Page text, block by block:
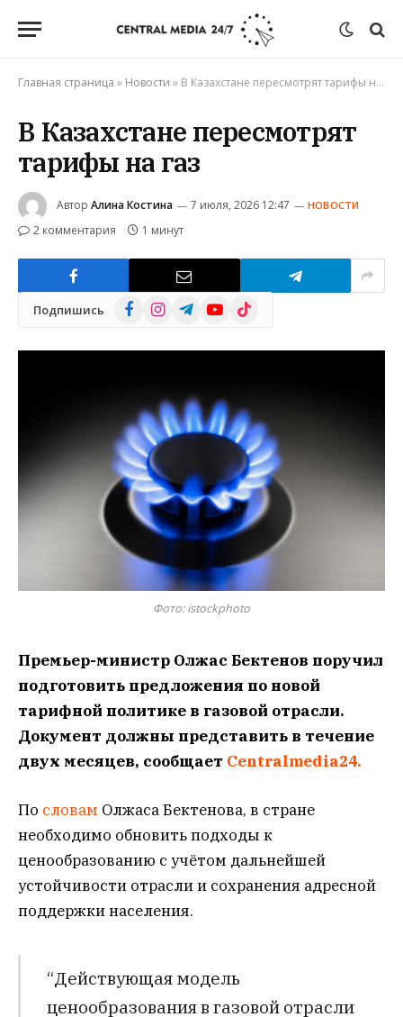
Главная страница » Новости » В Казахстане пересмотрят тарифы на газ
В Казахстане пересмотрят
тарифы на газ
Автор Алина Костина 7 июля, 2026 12:47 НОВОСТИ
2 комментария 1 минут
Подпишись FacebookInstagramTelegramYouTube
TikTok
Фото: istockphoto
Премьер-министр Олжас Бектенов поручил
подготовить предложения по новой
тарифной политике в газовой отрасли.
Документ должны представить в течение
двух месяцев, сообщает Centralmedia24.
По словам Олжаса Бектенова, в стране
необходимо обновить подходы к
ценообразованию с учётом дальнейшей
устойчивости отрасли и сохранения адресной
поддержки населения.
“Действующая модель
ценообразования в газовой отрасли